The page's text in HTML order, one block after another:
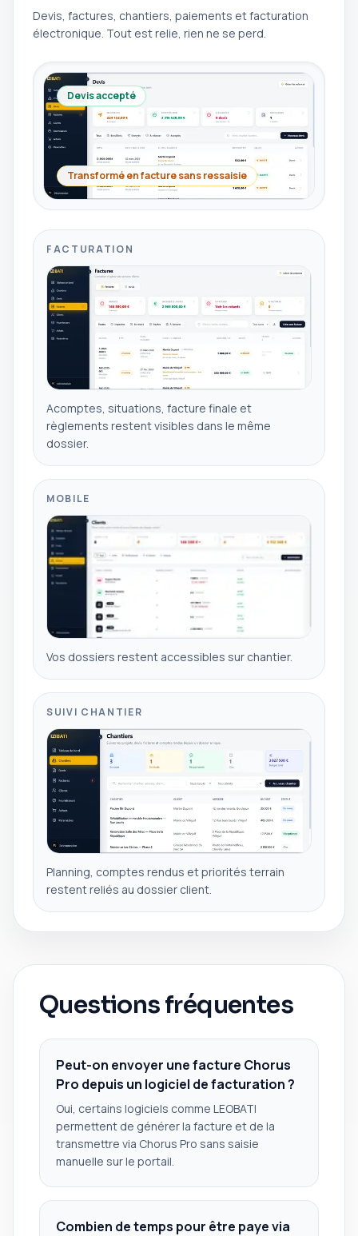
Devis, factures, chantiers, paiements et facturation
électronique. Tout est relie, rien ne se perd.
Devis accepté
Transformé en facture sans ressaisie
FACTURATION
Acomptes, situations, facture finale et
règlements restent visibles dans le même
dossier.
MOBILE
Vos dossiers restent accessibles sur chantier.
SUIVI CHANTIER
Planning, comptes rendus et priorités terrain
restent reliés au dossier client.
Questions fréquentes
Peut-on envoyer une facture Chorus
Pro depuis un logiciel de facturation ?
Oui, certains logiciels comme LEOBATI
permettent de générer la facture et de la
transmettre via Chorus Pro sans saisie
manuelle sur le portail.
Combien de temps pour être paye via